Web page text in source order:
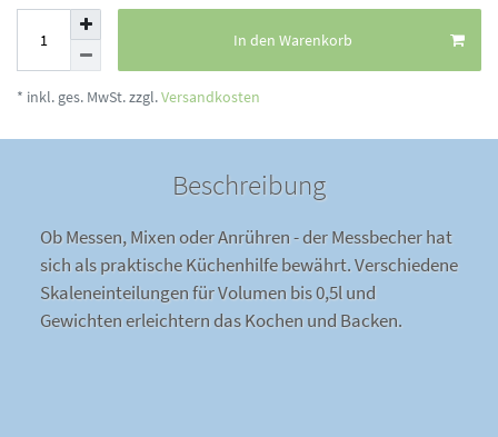
In den Warenkorb
* inkl. ges. MwSt. zzgl.Versandkosten
Beschreibung
Ob Messen, Mixen oder Anrühren - der Messbecher hat
sich als praktische Küchenhilfe bewährt. Verschiedene
Skaleneinteilungen für Volumen bis 0,5l und
Gewichten erleichtern das Kochen und Backen.